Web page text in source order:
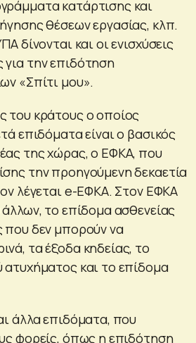
κατάρτισης και
θέσεων εργασίας, κλπ.
δίνονται και οι ενισχύσεις
την επιδότηση
«Σπίτι μου».
του κράτους ο οποίος
επιδόματα είναι ο βασικός
της χώρας, ο ΕΦΚΑ, που
την προηγούμενη δεκαετία
λέγεται e-EΦΚΑ. Στον ΕΦΚΑ
το επίδομα ασθενείας
που δεν μπορούν να
τα έξοδα κηδείας, το
ατυχήματος και το επίδομα
άλλα επιδόματα, που
φορείς, όπως η επιδότηση